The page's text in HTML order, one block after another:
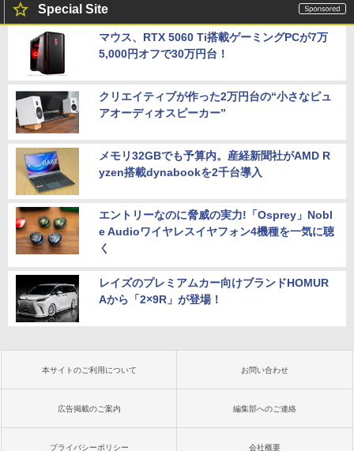
Special Site
マウス、RTX 5060 Ti搭載ゲーミングPCが7万
5,000円オフで30万円台！
クリエイティブが作った2万円台の“小さなピュ
アオーディオスピーカー”
メモリ32GBでも予算内。産経新聞社がAMD R
yzen搭載dynabookを2千台導入
エントリーなのに脅威の実力!「Osprey」Nobl
e Audioワイヤレスイヤフォン4機種を一気に聴
く
レイズのプレミアムカー向けブランドHOMUR
Aから「2×9R」が登場！
本サイトのご利用について お問い合わせ
広告掲載のご案内 編集部へのご連絡
プライバシーポリシー 会社概要